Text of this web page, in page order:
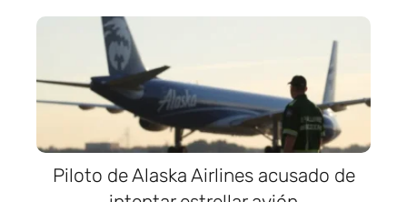
Piloto de Alaska Airlines acusado de